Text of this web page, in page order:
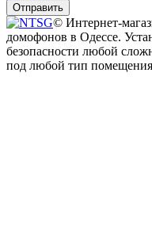
Отправить
© Интернет-
домофонов в Одессе.
безопасности любой
под любой тип помещения